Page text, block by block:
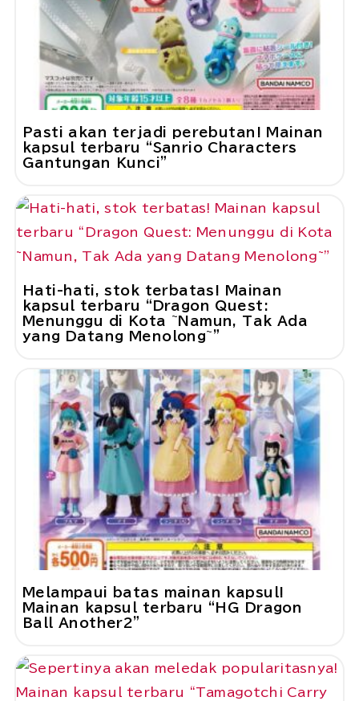
Pasti akan terjadi perebutan! Mainan
kapsul terbaru “Sanrio Characters
Gantungan Kunci”
Hati-hati, stok terbatas! Mainan
kapsul terbaru “Dragon Quest:
Menunggu di Kota ~Namun, Tak Ada
yang Datang Menolong~”
Melampaui batas mainan kapsul!
Mainan kapsul terbaru “HG Dragon
Ball Another2”